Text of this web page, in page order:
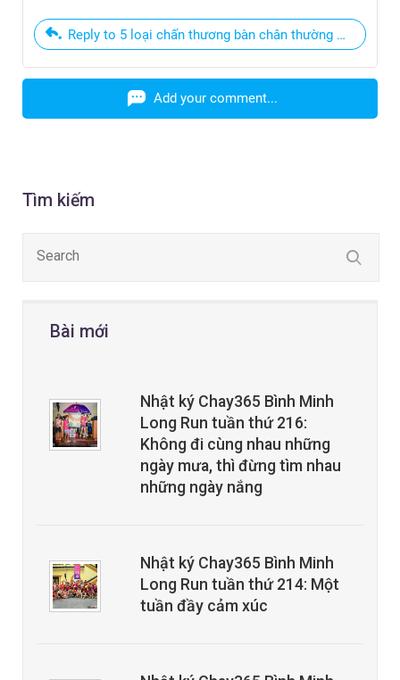
Tìm kiếm
Bài mới
Nhật ký Chay365 Bình Minh
Long Run tuần thứ 216:
Không đi cùng nhau những
ngày mưa, thì đừng tìm nhau
những ngày nắng
Nhật ký Chay365 Bình Minh
Long Run tuần thứ 214: Một
tuần đầy cảm xúc
Reply to 5 loại chấn thương bàn chân thường gặp khi
Add your comment...